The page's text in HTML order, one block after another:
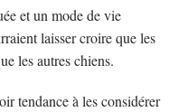
et un mode de vie
laisser croire que les
les autres chiens.
tendance à les considérer